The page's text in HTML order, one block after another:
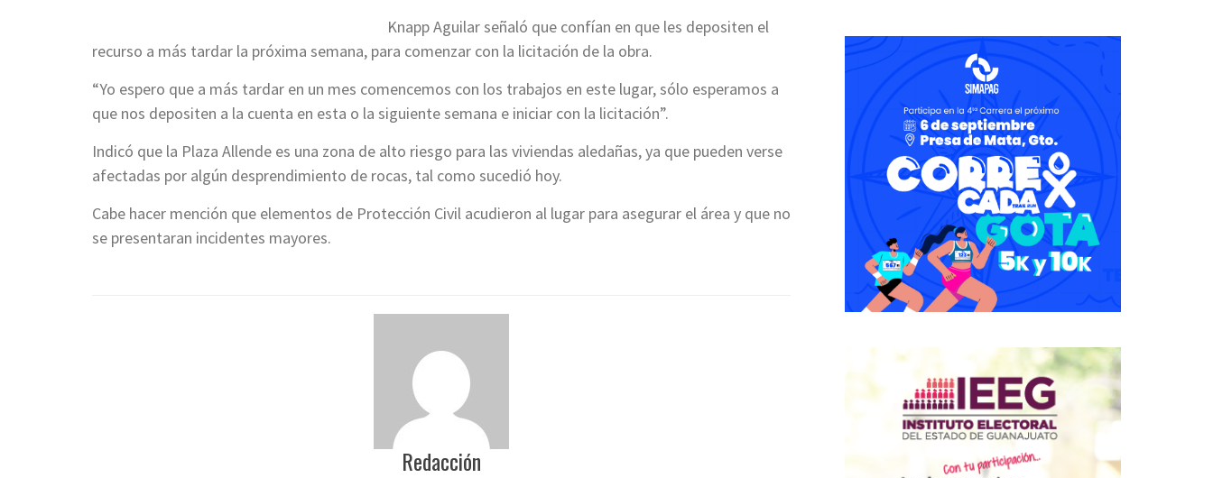
Knapp Aguilar señaló que confían en que les depositen el
recurso a más tardar la próxima semana, para comenzar con la licitación de la obra.
“Yo espero que a más tardar en un mes comencemos con los trabajos en este lugar, sólo esperamos a
que nos depositen a la cuenta en esta o la siguiente semana e iniciar con la licitación”.
Indicó que la Plaza Allende es una zona de alto riesgo para las viviendas aledañas, ya que pueden verse
afectadas por algún desprendimiento de rocas, tal como sucedió hoy.
Cabe hacer mención que elementos de Protección Civil acudieron al lugar para asegurar el área y que no
se presentaran incidentes mayores.
Redacción